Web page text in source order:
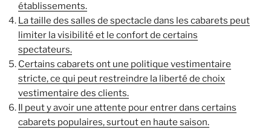
établissements.
La taille des salles de spectacle dans les cabarets peut
limiter la visibilité et le confort de certains
spectateurs.
Certains cabarets ont une politique vestimentaire
stricte, ce qui peut restreindre la liberté de choix
vestimentaire des clients.
Il peut y avoir une attente pour entrer dans certains
cabarets populaires, surtout en haute saison.